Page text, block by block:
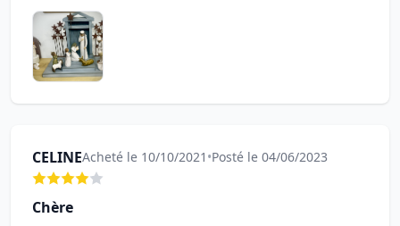
CELINEAcheté le 10/10/2021 •Posté le 04/06/2023
Chère